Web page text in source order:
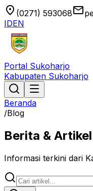
location_on (0271) 593068email
IDEN
Portal Sukoharjo
Kabupaten Sukoharjo
Beranda
/Blog
Berita & Artikel
Informasi terkini dari